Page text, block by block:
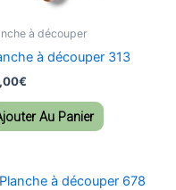
à découper
à découper 313
€
Au Panier